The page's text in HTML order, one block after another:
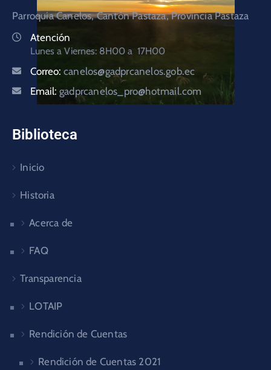
Parroquia Canelos, Cantón Pastaza, Provincia Pastaza
Atención
Lunes a Viernes: 8H00 a 17H00
Correo: canelos@gadprcanelos.gob.ec
Email: gadprcanelos_pro@hotmail.com
Biblioteca
Inicio
Historia
Acerca de
FAQ
Transparencia
LOTAIP
Rendición de Cuentas
Rendición de Cuentas 2021